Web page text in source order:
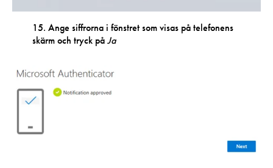
15. Ange siffrorna i fönstret som visas på telefonens
skärm och tryck påJa